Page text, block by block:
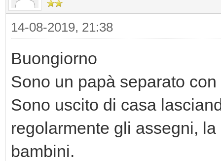
14-08-2019, 21:38
Buongiorno
Sono un papà separato
Sono uscito di casa
regolarmente gli assegni,
bambini.